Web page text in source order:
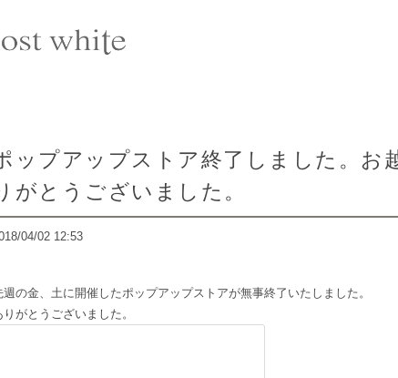
ップアップストア終了しました。お
がとうございました。
04/02 12:53
週の金、土に開催したポップアップストアが無事終了いたしました。
りがとうございました。